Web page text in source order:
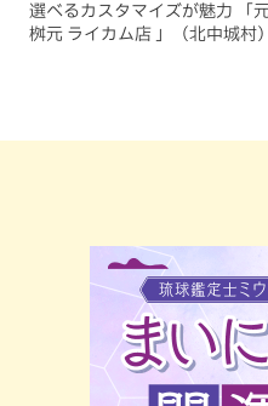
選べるカスタマイズが魅力 「
桝元 ライカム店 」（北中城村）